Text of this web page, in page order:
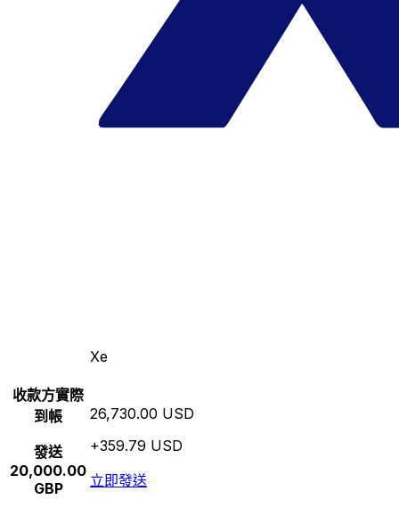
Xe
收款方實際
到帳
發送
20,000.00
GBP
26,730.00 USD
+359.79 USD
立即發送